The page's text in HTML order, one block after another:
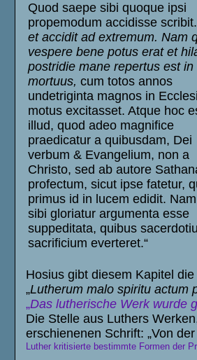
Quod saepe sibi quoque ipsi
propemodum accidisse
et accidit ad extremum. Nam
vespere bene potus erat et
postridie mane repertus est in
mortuus, cum totos annos
undetriginta magnos in
motus excitasset. Atque hoc
illud, quod adeo magnifice
praedicatur a quibusdam, Dei
verbum & Evangelium, non a
Christo, sed ab autore
profectum, sicut ipse fatetur,
primus id in lucem edidit.
sibi gloriatur argumenta esse
suppeditata, quibus
sacrificium everteret.“
Hosius gibt diesem Kapitel
„Lutherum malo spiritu actum
„Das lutherische Werk wurde
Die Stelle aus Luthers
erschienenen Schrift: „Von
Luther kritisierte bestimmte Formen der